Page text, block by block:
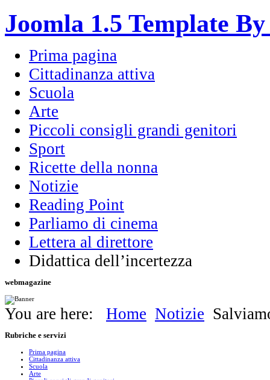
Joomla 1.5 Template
Prima pagina
Cittadinanza attiva
Scuola
Arte
Piccoli consigli grandi genitori
Sport
Ricette della nonna
Notizie
Reading Point
Parliamo di cinema
Lettera al direttore
Didattica dell’incertezza
webmagazine
You are here: Home Notizie
Rubriche e servizi
Prima pagina
Cittadinanza attiva
Scuola
Arte